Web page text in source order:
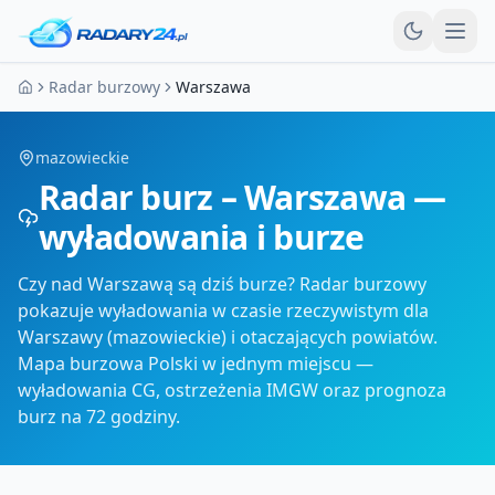
Strona główna
Radar burzowy Warszawa
mazowieckie
Radar burz – Warszawa —
wyładowania i burze
Czy nad Warszawą są dziś burze? Radar burzowy
pokazuje wyładowania w czasie rzeczywistym dla
Warszawy (mazowieckie) i otaczających powiatów.
Mapa burzowa Polski w jednym miejscu —
wyładowania CG, ostrzeżenia IMGW oraz prognoza
burz na 72 godziny.